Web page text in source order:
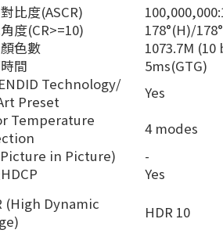
比度(ASCR)
度(CR>=10)
178°(H)/
色數
1073.7M
間
5ms(GTG)
Technology/
Preset
Yes
Temperature
4 modes
in Picture)
-
Yes
(High Dynamic
HDR 10